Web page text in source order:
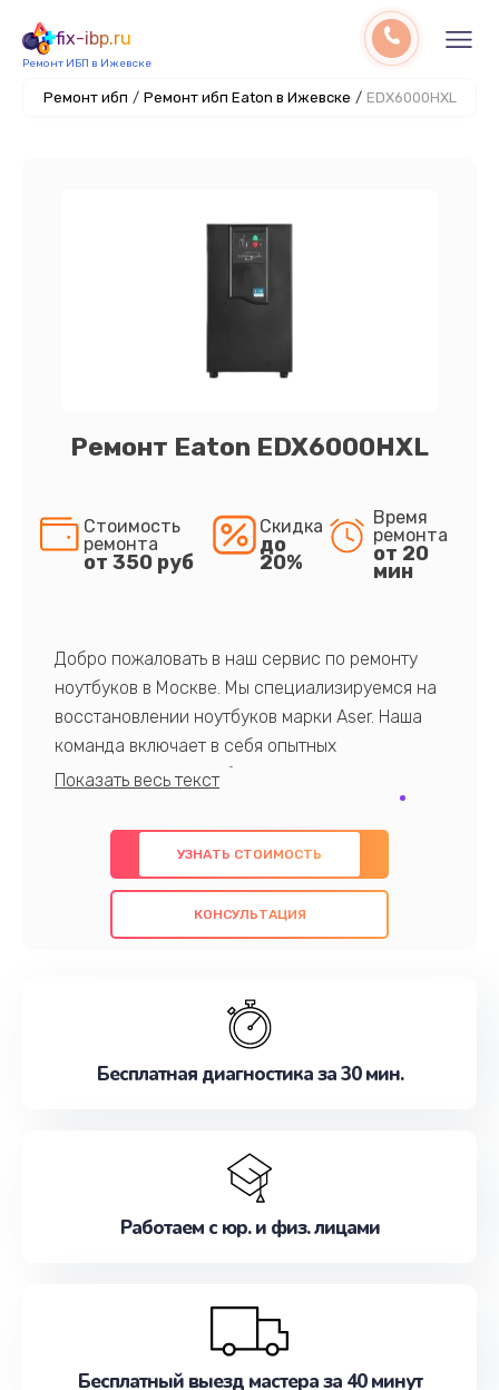
fix-ibp.ru
Ремонт ИБП в Ижевске
Ремонт ибп / Ремонт ибп Eaton в Ижевске / EDX6000HXL
Ремонт Eaton EDX6000HXL
Стоимость
ремонта
от 350 руб
Скидка
до
20%
Время
ремонта
от 20
мин
Добро пожаловать в наш сервис по ремонту
ноутбуков в Москве. Мы специализируемся на
восстановлении ноутбуков марки Aser. Наша
команда включает в себя опытных
профессионалов с обширными знаниями и
многолетним опытом в данной области. Мы
предлагаем быстрый и качественный ремонт с
использованием оригинальных компонентов, а
также гарантируем качество всех
проведенных работ. Наша цель - предоставить
наилучшим образом. Не медлите записаться на
УЗНАТЬ СТОИМОСТЬ
КОНСУЛЬТАЦИЯ
Бесплатная диагностика за 30 мин.
Работаем с юр. и физ. лицами
Бесплатный выезд мастера за 40 минут